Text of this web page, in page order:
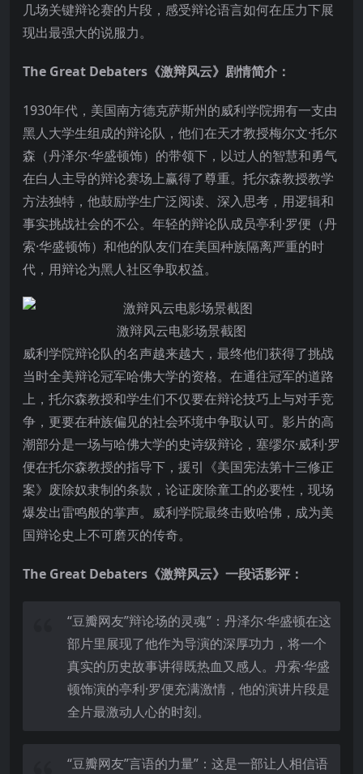
几场关键辩论赛的片段，感受辩论语言如何在压力下展
现出最强大的说服力。
The Great Debaters《激辩风云》剧情简介：
1930年代，美国南方德克萨斯州的威利学院拥有一支由
黑人大学生组成的辩论队，他们在天才教授梅尔文·托尔
森（丹泽尔·华盛顿饰）的带领下，以过人的智慧和勇气
在白人主导的辩论赛场上赢得了尊重。托尔森教授教学
方法独特，他鼓励学生广泛阅读、深入思考，用逻辑和
事实挑战社会的不公。年轻的辩论队成员亭利·罗便（丹
索·华盛顿饰）和他的队友们在美国种族隔离严重的时
代，用辩论为黑人社区争取权益。
激辩风云电影场景截图
威利学院辩论队的名声越来越大，最终他们获得了挑战
当时全美辩论冠军哈佛大学的资格。在通往冠军的道路
上，托尔森教授和学生们不仅要在辩论技巧上与对手竞
争，更要在种族偏见的社会环境中争取认可。影片的高
潮部分是一场与哈佛大学的史诗级辩论，塞缪尔·威利·罗
便在托尔森教授的指导下，援引《美国宪法第十三修正
案》废除奴隶制的条款，论证废除童工的必要性，现场
爆发出雷鸣般的掌声。威利学院最终击败哈佛，成为美
国辩论史上不可磨灭的传奇。
The Great Debaters《激辩风云》一段话影评：
“豆瓣网友”辩论场的灵魂”：丹泽尔·华盛顿在这
部片里展现了他作为导演的深厚功力，将一个
真实的历史故事讲得既热血又感人。丹索·华盛
顿饰演的亭利·罗便充满激情，他的演讲片段是
全片最激动人心的时刻。
“豆瓣网友”言语的力量”：这是一部让人相信语